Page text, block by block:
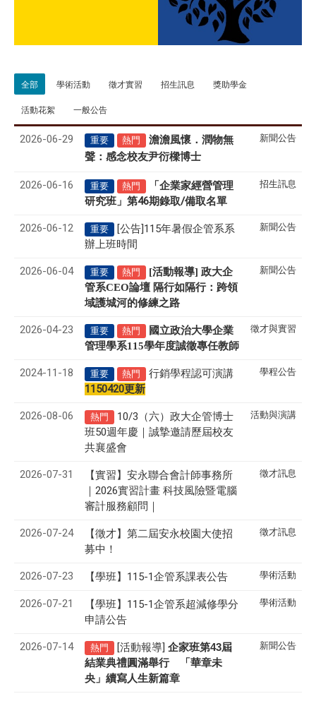
全部 學術活動 徵才實習 招生訊息 獎助學金
活動花絮 一般公告
2026-06-29 重要 熱門
澹澹風懷．潤物無
聲 ： 感念校友尹衍樑博士
新聞公告
2026-06-16 重要 熱門
「企業家經營管理
研究班」第46期錄取/備取名單
招生訊息
2026-06-12 重要
[公告]115年暑假企管系系
辦上班時間
新聞公告
2026-06-04 重要 熱門
[活動報導] 政大企
管系CEO論壇 隔行如隔行：跨領
域護城河的修練之路
新聞公告
2026-04-23 重要 熱門
國立政治大學企業
管理學系115學年度誠徵專任教師
徵才與實習
2024-11-18 重要 熱門
行銷學程認可演講
1150420更新
學程公告
2026-08-06 熱門
10/3（六）政大企管博士
班50週年慶｜誠摯邀請歷屆校友
共襄盛會
活動與演講
2026-07-31
【實習】安永聯合會計師事務所
｜2026實習計畫 科技風險暨電腦
審計服務顧問｜
徵才訊息
2026-07-24 【徵才】 第二屆安永校園大使招
募中！
徵才訊息
2026-07-23 【學班】115-1企管系課表公告 學術活動
2026-07-21
【學班】115-1企管系超減修學分
申請公告
學術活動
2026-07-14 熱門 [活動報導] 企家班第43屆
結業典禮圓滿舉行 「華章未
央」續寫人生新篇章
新聞公告